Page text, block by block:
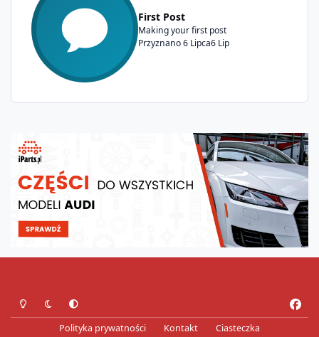
First Post
Making your first post
Przyznano6 Lipca6 Lip
Tryb jasnyTryb ciemnyPreferencje systemowe
a
Polityka prywatności Kontakt Ciasteczka